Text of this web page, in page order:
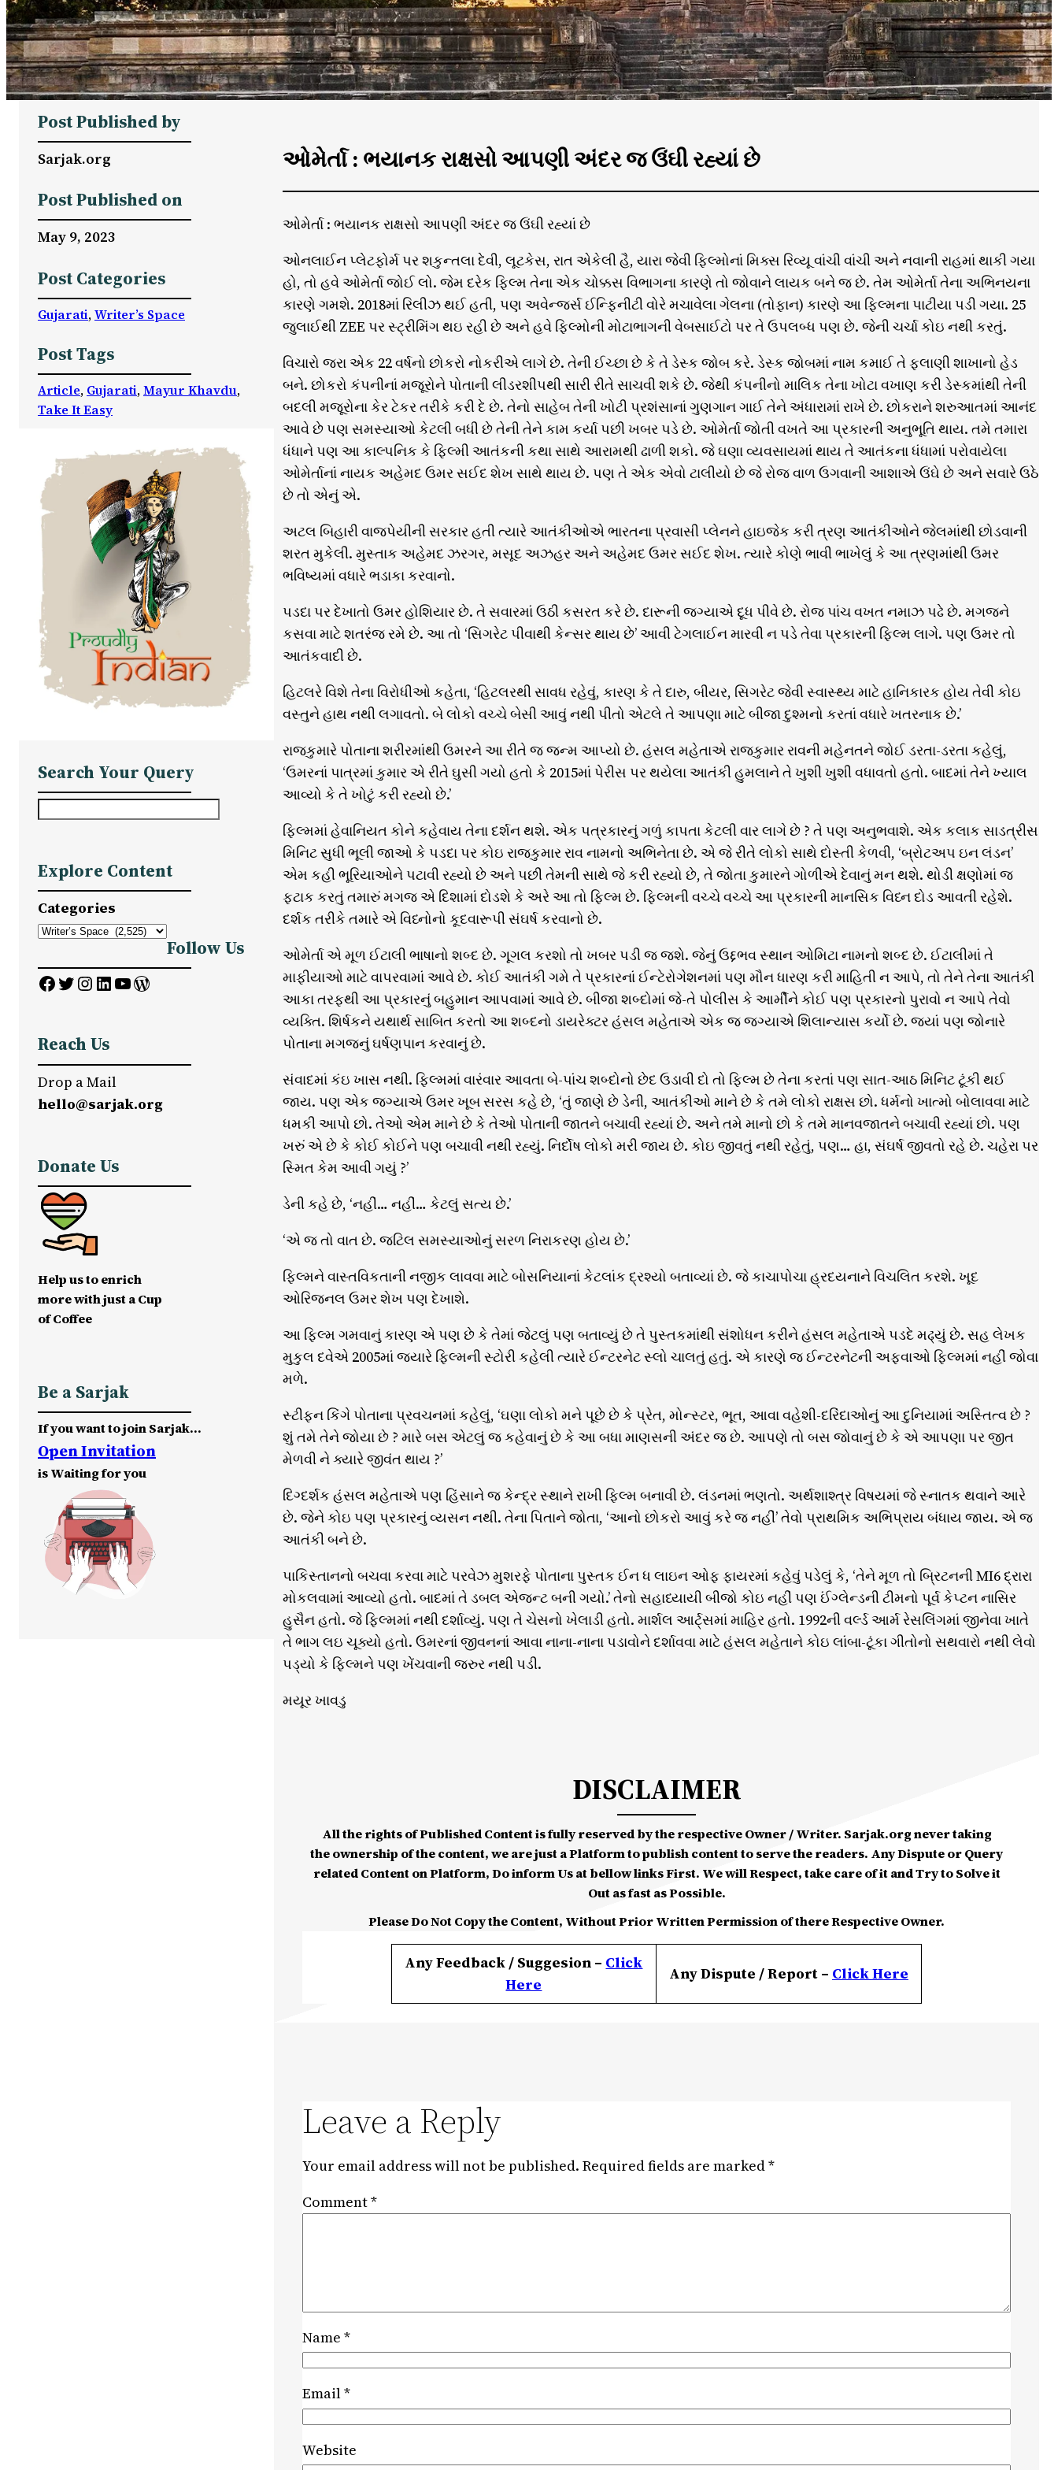
Post Published by
Sarjak.org
Post Published on
May 9, 2023
Post Categories
Gujarati, Writer’s Space
Post Tags
Article, Gujarati, Mayur Khavdu
Take It Easy
Search Your Query
r
c
h
Explore Content
Categories
Follow Us
Facebook Twitter InstagramLinkedIn YouTube WordPress
Reach Us
Drop a Mail
hello@sarjak.org
Donate Us
Help us to enrich
more with just a Cup
of Coffee
Be a Sarjak
If you want to join Sarjak…
Open Invitation
is Waiting for you
ઓમેર્તા : ભયાનક રાક્ષસો આપણી અંદર જ ઉંઘી રહ્યાં છે
ઓમેર્તા : ભયાનક રાક્ષસો આપણી અંદર જ ઉંઘી રહ્યાં છે
ઓનલાઈન પ્લેટફોર્મ પર શકુન્તલા દેવી, લૂટકેસ, રાત એકેલી હૈ, યારા જેવી ફિલ્મોનાં મિક્સ રિવ્યૂ વાંચી વાંચી અને નવાની રાહમાં થાકી ગયા
હો, તો હવે ઓમેર્તા જોઈ લો. જેમ દરેક ફિલ્મ તેના એક ચોક્કસ વિભાગના કારણે તો જોવાને લાયક બને જ છે. તેમ ઓમેર્તા તેના અભિનયના
કારણે ગમશે. 2018માં રિલીઝ થઈ હતી, પણ અવેન્જર્સ ઈન્ફિનીટી વોરે મચાવેલા ગેલના (તોફાન) કારણે આ ફિલ્મના પાટીયા પડી ગયા. 25
જુલાઈથી ZEE પર સ્ટ્રીમિંગ થઇ રહી છે અને હવે ફિલ્મોની મોટાભાગની વેબસાઈટો પર તે ઉપલબ્ધ પણ છે. જેની ચર્ચા કોઇ નથી કરતું.
વિચારો જરા એક 22 વર્ષનો છોકરો નોકરીએ લાગે છે. તેની ઈચ્છા છે કે તે ડેસ્ક જોબ કરે. ડેસ્ક જોબમાં નામ કમાઈ તે ફલાણી શાખાનો હેડ
બને. છોકરો કંપનીનાં મજૂરોને પોતાની લીડરશીપથી સારી રીતે સાચવી શકે છે. જેથી કંપનીનો માલિક તેના ખોટા વખાણ કરી ડેસ્કમાંથી તેની
બદલી મજૂરોના કેર ટેકર તરીકે કરી દે છે. તેનો સાહેબ તેની ખોટી પ્રશંસાનાં ગુણગાન ગાઈ તેને અંધારામાં રાખે છે. છોકરાને શરુઆતમાં આનંદ
આવે છે પણ સમસ્યાઓ કેટલી બધી છે તેની તેને કામ કર્યા પછી ખબર પડે છે. ઓમેર્તા જોતી વખતે આ પ્રકારની અનુભૂતિ થાય. તમે તમારા
ધંધાને પણ આ કાલ્પનિક કે ફિલ્મી આતંકની કથા સાથે આરામથી ઢાળી શકો. જે ઘણા વ્યવસાયમાં થાય તે આતંકના ધંધામાં પરોવાયેલા
ઓમેર્તાનાં નાયક અહેમદ ઉમર સઈદ શેખ સાથે થાય છે. પણ તે એક એવો ટાલીયો છે જે રોજ વાળ ઉગવાની આશાએ ઉંઘે છે અને સવારે ઉઠે
છે તો એનું એ.
અટલ બિહારી વાજપેયીની સરકાર હતી ત્યારે આતંકીઓએ ભારતના પ્રવાસી પ્લેનને હાઇજેક કરી ત્રણ આતંકીઓને જેલમાંથી છોડવાની
શરત મુકેલી. મુસ્તાક અહેમદ ઝરગર, મસૂદ અઝહર અને અહેમદ ઉમર સઈદ શેખ. ત્યારે કોણે ભાવી ભાખેલું કે આ ત્રણમાંથી ઉમર
ભવિષ્યમાં વધારે ભડાકા કરવાનો.
પડદા પર દેખાતો ઉમર હોશિયાર છે. તે સવારમાં ઉઠી કસરત કરે છે. દારૂની જગ્યાએ દૂધ પીવે છે. રોજ પાંચ વખત નમાઝ પઢે છે. મગજને
કસવા માટે શતરંજ રમે છે. આ તો ‘સિગરેટ પીવાથી કેન્સર થાય છે’ આવી ટેગલાઈન મારવી ન પડે તેવા પ્રકારની ફિલ્મ લાગે. પણ ઉમર તો
આતંકવાદી છે.
હિટલરે વિશે તેના વિરોધીઓ કહેતા, ‘હિટલરથી સાવધ રહેવું, કારણ કે તે દારુ, બીયર, સિગરેટ જેવી સ્વાસ્થ્ય માટે હાનિકારક હોય તેવી કોઇ
વસ્તુને હાથ નથી લગાવતો. બે લોકો વચ્ચે બેસી આવું નથી પીતો એટલે તે આપણા માટે બીજા દુશ્મનો કરતાં વધારે ખતરનાક છે.’
રાજકુમારે પોતાના શરીરમાંથી ઉમરને આ રીતે જ જન્મ આપ્યો છે. હંસલ મહેતાએ રાજકુમાર રાવની મહેનતને જોઈ ડરતા-ડરતા કહેલું,
‘ઉમરનાં પાત્રમાં કુમાર એ રીતે ઘુસી ગયો હતો કે 2015માં પેરીસ પર થયેલા આતંકી હુમલાને તે ખુશી ખુશી વધાવતો હતો. બાદમાં તેને ખ્યાલ
આવ્યો કે તે ખોટું કરી રહ્યો છે.’
ફિલ્મમાં હેવાનિયત કોને કહેવાય તેના દર્શન થશે. એક પત્રકારનું ગળું કાપતા કેટલી વાર લાગે છે ? તે પણ અનુભવાશે. એક કલાક સાડત્રીસ
મિનિટ સુધી ભૂલી જાઓ કે પડદા પર કોઇ રાજકુમાર રાવ નામનો અભિનેતા છે. એ જે રીતે લોકો સાથે દોસ્તી કેળવી, ‘બ્રોટઅપ ઇન લંડન’
એમ કહી ભૂરિયાઓને પટાવી રહ્યો છે અને પછી તેમની સાથે જે કરી રહ્યો છે, તે જોતા કુમારને ગોળીએ દેવાનું મન થશે. થોડી ક્ષણોમાં જ
ફટાક કરતું તમારું મગજ એ દિશામાં દોડશે કે અરે આ તો ફિલ્મ છે. ફિલ્મની વચ્ચે વચ્ચે આ પ્રકારની માનસિક વિધ્ન દોડ આવતી રહેશે.
દર્શક તરીકે તમારે એ વિધ્નોનો કૂદવારૂપી સંઘર્ષ કરવાનો છે.
ઓમેર્તા એ મૂળ ઈટાલી ભાષાનો શબ્દ છે. ગૂગલ કરશો તો ખબર પડી જ જશે. જેનું ઉદ્દભવ સ્થાન ઓમિટા નામનો શબ્દ છે. ઈટાલીમાં તે
માફીયાઓ માટે વાપરવામાં આવે છે. કોઈ આતંકી ગમે તે પ્રકારનાં ઈન્ટેરોગેશનમાં પણ મૌન ધારણ કરી માહિતી ન આપે, તો તેને તેના આતંકી
આકા તરફથી આ પ્રકારનું બહુમાન આપવામાં આવે છે. બીજા શબ્દોમાં જે-તે પોલીસ કે આર્મીને કોઈ પણ પ્રકારનો પુરાવો ન આપે તેવો
વ્યક્તિ. શિર્ષકને યથાર્થ સાબિત કરતો આ શબ્દનો ડાયરેક્ટર હંસલ મહેતાએ એક જ જગ્યાએ શિલાન્યાસ કર્યો છે. જ્યાં પણ જોનારે
પોતાના મગજનું ઘર્ષણપાન કરવાનું છે.
સંવાદમાં કંઇ ખાસ નથી. ફિલ્મમાં વારંવાર આવતા બે-પાંચ શબ્દોનો છેદ ઉડાવી દો તો ફિલ્મ છે તેના કરતાં પણ સાત-આઠ મિનિટ ટૂંકી થઈ
જાય. પણ એક જગ્યાએ ઉમર ખૂબ સરસ કહે છે, ‘તું જાણે છે ડેની, આતંકીઓ માને છે કે તમે લોકો રાક્ષસ છો. ધર્મનો ખાત્મો બોલાવવા માટે
ધમકી આપો છો. તેઓ એમ માને છે કે તેઓ પોતાની જાતને બચાવી રહ્યાં છે. અને તમે માનો છો કે તમે માનવજાતને બચાવી રહ્યાં છો. પણ
ખરું એ છે કે કોઈ કોઈને પણ બચાવી નથી રહ્યું. નિર્દોષ લોકો મરી જાય છે. કોઇ જીવતું નથી રહેતું, પણ… હા, સંઘર્ષ જીવતો રહે છે. ચહેરા પર
સ્મિત કેમ આવી ગયું ?’
ડેની કહે છે, ‘નહીં… નહીં… કેટલું સત્ય છે.’
‘એ જ તો વાત છે. જટિલ સમસ્યાઓનું સરળ નિરાકરણ હોય છે.’
ફિલ્મને વાસ્તવિકતાની નજીક લાવવા માટે બોસનિયાનાં કેટલાંક દ્રશ્યો બતાવ્યાં છે. જે કાચાપોચા હ્રદયનાને વિચલિત કરશે. ખૂદ
ઓરિજનલ ઉમર શેખ પણ દેખાશે.
આ ફિલ્મ ગમવાનું કારણ એ પણ છે કે તેમાં જેટલું પણ બતાવ્યું છે તે પુસ્તકમાંથી સંશોધન કરીને હંસલ મહેતાએ પડદે મઢ્યું છે. સહ લેખક
મુકુલ દવેએ 2005માં જ્યારે ફિલ્મની સ્ટોરી કહેલી ત્યારે ઈન્ટરનેટ સ્લો ચાલતું હતું. એ કારણે જ ઈન્ટરનેટની અફવાઓ ફિલ્મમાં નહીં જોવા
મળે.
સ્ટીફન કિંગે પોતાના પ્રવચનમાં કહેલું, ‘ઘણા લોકો મને પૂછે છે કે પ્રેત, મોન્સ્ટર, ભૂત, આવા વહેશી-દરિંદાઓનું આ દુનિયામાં અસ્તિત્વ છે ?
શું તમે તેને જોયા છે ? મારે બસ એટલું જ કહેવાનું છે કે આ બધા માણસની અંદર જ છે. આપણે તો બસ જોવાનું છે કે એ આપણા પર જીત
મેળવી ને ક્યારે જીવંત થાય ?’
દિગ્દર્શક હંસલ મહેતાએ પણ હિંસાને જ કેન્દ્ર સ્થાને રાખી ફિલ્મ બનાવી છે. લંડનમાં ભણતો. અર્થશાશ્ત્ર વિષયમાં જે સ્નાતક થવાને આરે
છે. જેને કોઇ પણ પ્રકારનું વ્યસન નથી. તેના પિતાને જોતા, ‘આનો છોકરો આવું કરે જ નહીં’ તેવો પ્રાથમિક અભિપ્રાય બંધાય જાય. એ જ
આતંકી બને છે.
પાકિસ્તાનનો બચવા કરવા માટે પરવેઝ મુશરફે પોતાના પુસ્તક ઈન ધ લાઇન ઓફ ફાયરમાં કહેવું પડેલું કે, ‘તેને મૂળ તો બ્રિટનની MI6 દ્રારા
મોકલવામાં આવ્યો હતો. બાદમાં તે ડબલ એજન્ટ બની ગયો.’ તેનો સહાધ્યાયી બીજો કોઇ નહીં પણ ઈંગ્લેન્ડની ટીમનો પૂર્વ કેપ્ટન નાસિર
હુસૈન હતો. જે ફિલ્મમાં નથી દર્શાવ્યું. પણ તે ચેસનો ખેલાડી હતો. માર્શલ આર્ટ્સમાં માહિર હતો. 1992ની વર્લ્ડ આર્મ રેસલિંગમાં જીનેવા ખાતે
તે ભાગ લઇ ચૂક્યો હતો. ઉમરનાં જીવનનાં આવા નાના-નાના પડાવોને દર્શાવવા માટે હંસલ મહેતાને કોઇ લાંબા-ટૂંકા ગીતોનો સથવારો નથી લેવો
પડ્યો કે ફિલ્મને પણ ખેંચવાની જરુર નથી પડી.
મયૂર ખાવડુ
DISCLAIMER
All the rights of Published Content is fully reserved by the respective Owner / Writer. Sarjak.org never taking
the ownership of the content, we are just a Platform to publish content to serve the readers. Any Dispute or Query
related Content on Platform, Do inform Us at bellow links First. We will Respect, take care of it and Try to Solve it
Out as fast as Possible.
Please Do Not Copy the Content, Without Prior Written Permission of there Respective Owner.
Any Feedback / Suggesion – Click
Here
Any Dispute / Report – ClickHere
Leave a Reply
Your email address will not be published. Required fields are marked*
Comment*
Name *
Email*
Website